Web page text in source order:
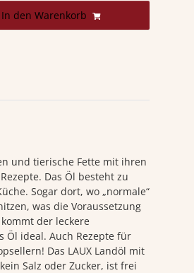
In den Warenkorb
und tierische Fette mit ihren
Das Öl besteht zu
Sogar dort, wo „normale“
was die Voraussetzung
der leckere
Öl ideal. Auch Rezepte für
Das LAUX Landöl mit
Salz oder Zucker, ist frei